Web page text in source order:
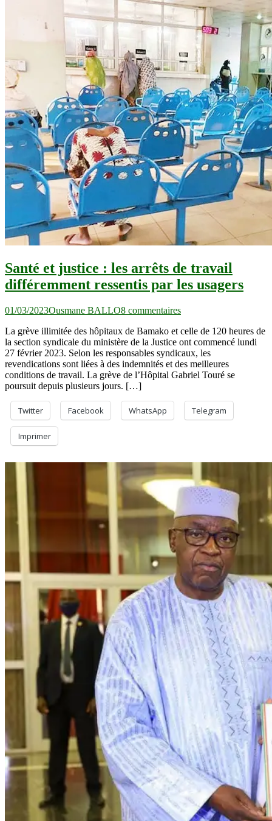
Santé et justice : les arrêts de travail
différemment ressentis par les usagers
01/03/2023Ousmane BALLO8 commentairessur
et
justice :
les
arrêts
de
ressentis
par
La grève illimitée des hôpitaux de Bamako et celle de 120 heures de
la section syndicale du ministère de la Justice ont commencé lundi
27 février 2023. Selon les responsables syndicaux, les
revendications sont liées à des indemnités et des meilleures
conditions de travail. La grève de l’Hôpital Gabriel Touré se
poursuit depuis plusieurs jours. […]
Twitter Facebook WhatsApp Telegram
Imprimer